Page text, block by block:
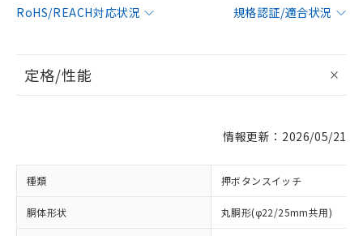
RoHS/REACH対応状況
規格認証/適合状況
定格/性能
情報更新：2026/05/21
種類 押ボタンスイッチ
胴体形状 丸胴形(φ22/25mm共用)